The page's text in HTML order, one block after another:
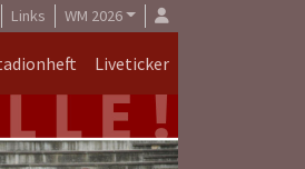
Links WM 2026
Liveticker